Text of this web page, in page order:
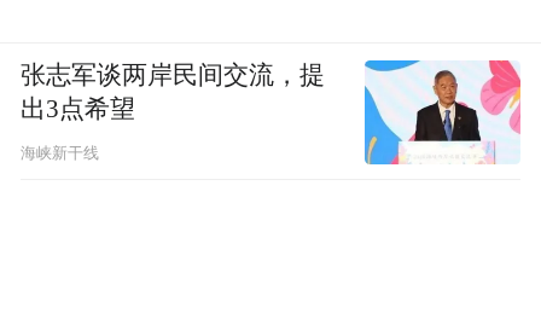
张志军谈两岸民间交流，提
出3点希望
海峡新干线